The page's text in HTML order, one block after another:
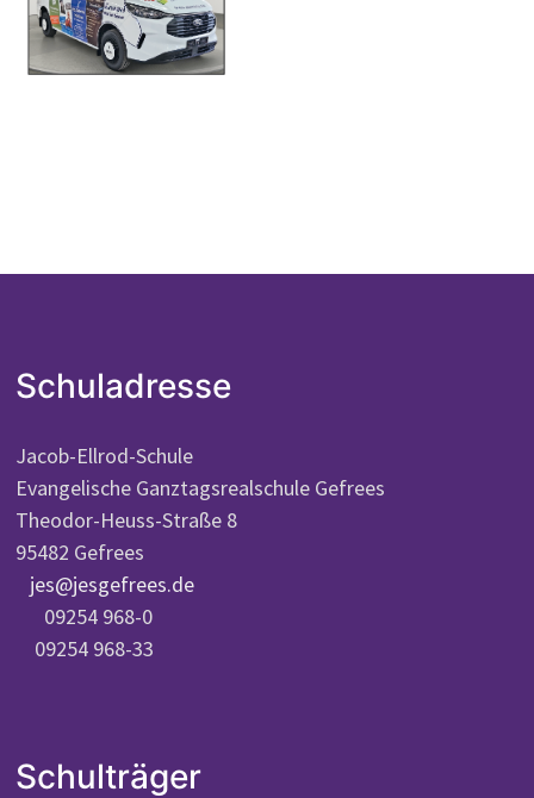
Schuladresse
Jacob-Ellrod-Schule
Evangelische Ganztagsrealschule Gefrees
Theodor-Heuss-Straße 8
95482 Gefrees
jes@jesgefrees.de
09254 968-0
09254 968-33
Schulträger